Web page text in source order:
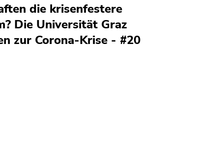
die krisenfestere
Die Universität Graz
zur Corona-Krise - #20